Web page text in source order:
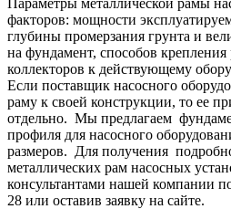
факторов: мощности
глубины промерзания грунта и
на фундамент, способов
коллекторов к действующему
Если поставщик насосного
раму к своей конструкции, то ее
отдельно. Мы предлагаем
профиля для насосного
размеров. Для получения
металлических рам насосных
консультантами нашей компании
28 или оставив заявку на сайте.